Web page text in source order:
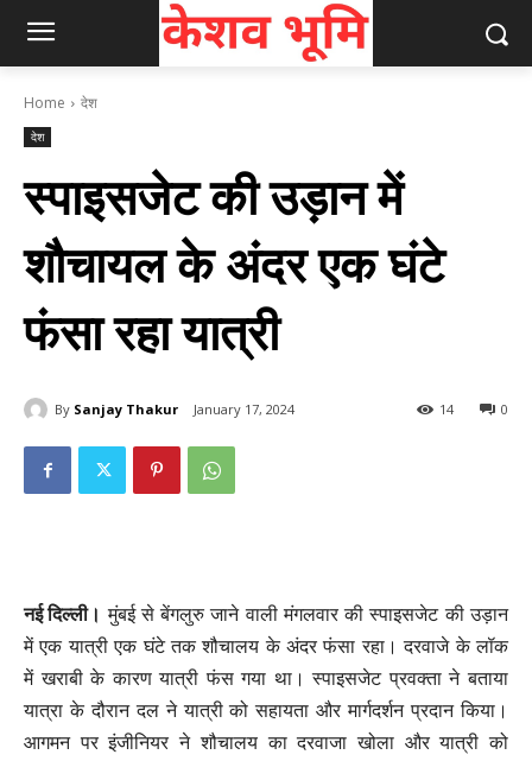
Home देश
देश
स्पाइसजेट की उड़ान में
शौचायल के अंदर एक घंटे
फंसा रहा यात्री
By Sanjay Thakur January 17, 2024 0
14
नई दिल्ली। मुंबई से बेंगलुरु जाने वाली मंगलवार की स्पाइसजेट की उड़ान
में एक यात्री एक घंटे तक शौचालय के अंदर फंसा रहा। दरवाजे के लॉक
में खराबी के कारण यात्री फंस गया था। स्पाइसजेट प्रवक्ता ने बताया
यात्रा के दौरान दल ने यात्री को सहायता और मार्गदर्शन प्रदान किया।
आगमन पर इंजीनियर ने शौचालय का दरवाजा खोला और यात्री को